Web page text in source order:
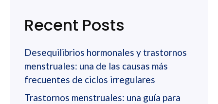
Recent Posts
Desequilibrios hormonales y trastornos
menstruales: una de las causas más
frecuentes de ciclos irregulares
Trastornos menstruales: una guía para